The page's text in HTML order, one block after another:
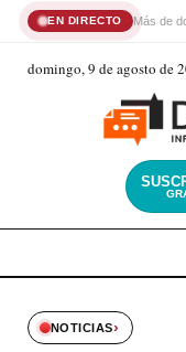
EN DIRECTO Más de
domingo, 9 de agosto de
NOTICIAS›